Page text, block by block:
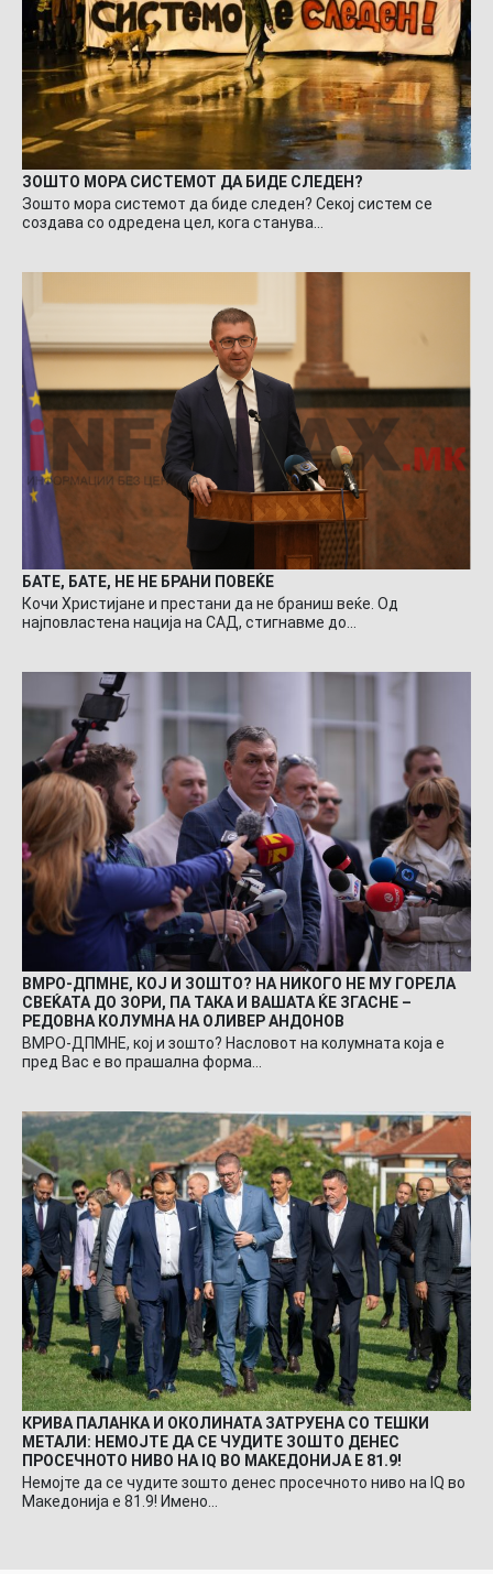
ЗОШТО МОРА СИСТЕМОТ ДА БИДЕ СЛЕДЕН?
Зошто мора системот да биде следен? Секој систем се
создава со одредена цел, кога станува…
БАТЕ, БАТЕ, НЕ НЕ БРАНИ ПОВЕЌЕ
Кочи Христијане и престани да не браниш веќе. Од
најповластена нација на САД, стигнавме до…
ВМРО-ДПМНЕ, КОЈ И ЗОШТО? НА НИКОГО НЕ МУ ГОРЕЛА
СВЕЌАТА ДО ЗОРИ, ПА ТАКА И ВАШАТА ЌЕ ЗГАСНЕ –
РЕДОВНА КОЛУМНА НА ОЛИВЕР АНДОНОВ
ВМРО-ДПМНЕ, кој и зошто? Насловот на колумната која е
пред Вас е во прашална форма…
КРИВА ПАЛАНКА И ОКОЛИНАТА ЗАТРУЕНА СО ТЕШКИ
МЕТАЛИ: НЕМОЈТЕ ДА СЕ ЧУДИТЕ ЗОШТО ДЕНЕС
ПРОСЕЧНОТО НИВО НА IQ ВО МАКЕДОНИЈА Е 81.9!
Немојте да се чудите зошто денес просечното ниво на IQ во
Македонија е 81.9! Имено…